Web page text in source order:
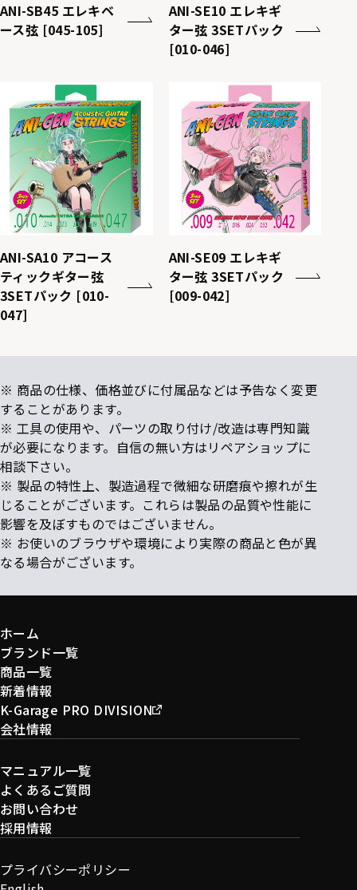
ANI-SB45 エレキベ
ース弦 [045-105]
ANI-SE10 エレキギ
ター弦 3SETパック
[010-046]
ANI-SA10 アコース
ティックギター弦
3SETパック [010-
047]
ANI-SE09 エレキギ
ター弦 3SETパック
[009-042]
※ 商品の仕様、価格並びに付属品などは予告なく変更
することがあります。
※ 工具の使用や、パーツの取り付け/改造は専門知識
が必要になります。自信の無い方はリペアショップに
相談下さい。
※ 製品の特性上、製造過程で微細な研磨痕や擦れが生
じることがございます。これらは製品の品質や性能に
影響を及ぼすものではございません。
※ お使いのブラウザや環境により実際の商品と色が異
なる場合がございます。
ホーム
ブランド一覧
商品一覧
新着情報
K-Garage PRO DIVISION
会社情報
マニュアル一覧
よくあるご質問
お問い合わせ
採用情報
プライバシーポリシー